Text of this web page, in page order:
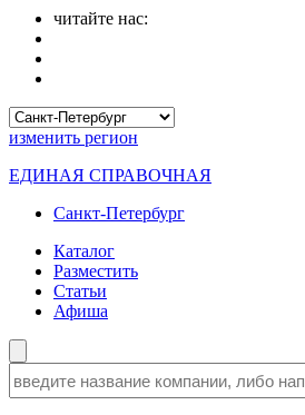
читайте нас:
изменить регион
ЕДИНАЯ СПРАВОЧНАЯ
Санкт-Петербург
Каталог
Разместить
Статьи
Афиша